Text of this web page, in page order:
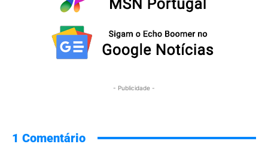
- Publicidade -
1 Comentário